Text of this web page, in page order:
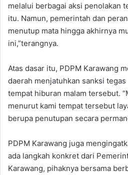
melalui berbagai aksi penolakan
itu. Namun, pemerintah dan
menutup mata hingga akhirnya
ini,”terangnya.‎
‎Atas dasar itu, PDPM Karawang
daerah menjatuhkan sanksi
tempat hiburan malam tersebut.
menurut kami tempat tersebut
berupa penutupan secara
‎PDPM Karawang juga
ada langkah konkret dari
Karawang, pihaknya bersama